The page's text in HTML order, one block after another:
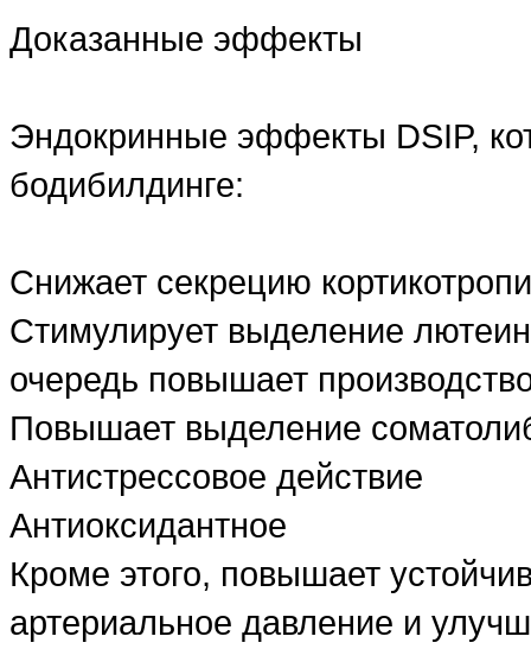
Доказанные эффекты
Эндокринные эффекты DSIP,
бодибилдинге:
Снижает секрецию
Стимулирует выделение
очередь повышает
Повышает выделение
Антистрессовое действие
Антиоксидантное
Кроме этого, повышает
артериальное давление и